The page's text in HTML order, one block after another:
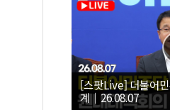
[스팟Live] 더불어
계｜26.08.07